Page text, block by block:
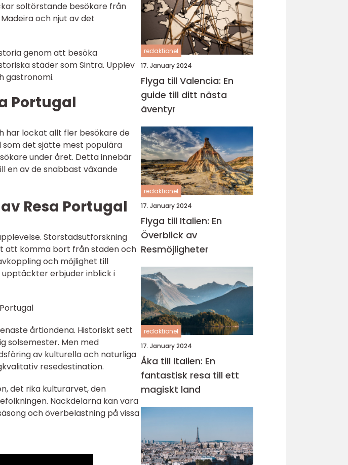
soltörstande besökare från
och njut av det
genom att besöka
städer som Sintra. Upplev
gastronomi.
Portugal
har lockat allt fler besökare de
som det sjätte mest populära
under året. Detta innebär
en av de snabbast växande
Resa Portugal
Storstadsutforskning
att komma bort från staden och
och möjlighet till
erbjuder inblick i
årtiondena. Historiskt sett
solsemester. Men med
av kulturella och naturliga
resedestination.
det rika kulturarvet, den
Nackdelarna kan vara
och överbelastning på vissa
redaktionel
17. January 2024
Flyga till Valencia: En
guide till ditt nästa
äventyr
redaktionel
17. January 2024
Flyga till Italien: En
Överblick av
Resmöjligheter
redaktionel
17. January 2024
Åka till Italien: En
fantastisk resa till ett
magiskt land